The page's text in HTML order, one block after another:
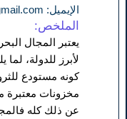
الإيميل: malekcaroma23@gmail.com
الملخص:
يعتبر المجال
لأبرز للدولة،
كونه مستودع
مخزونات معتبرة
عن ذلك كله